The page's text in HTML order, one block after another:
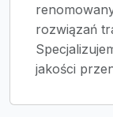
rozwiązań
jakości